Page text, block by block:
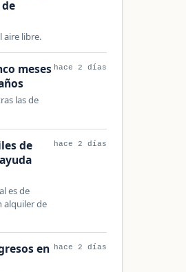
aire libre.
meses
las de
hace 2 días
de
es de
alquiler de
hace 2 días
en
hace 2 días